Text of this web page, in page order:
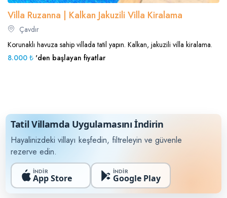
Villa Ruzanna | Kalkan Jakuzili Villa Kiralama
Çavdır
Korunaklı havuza sahip villada tatil yapın. Kalkan, jakuzili villa kiralama.
8.000 ₺ 'den başlayan fiyatlar
Tatil Villamda Uygulamasını İndirin
Hayalinizdeki villayı keşfedin, filtreleyin ve güvenle
rezerve edin.
İNDİR
App Store
İNDİR
Google Play